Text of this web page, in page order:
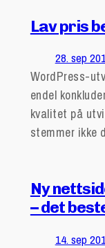
Lav pris
28. sep
WordPress-
endel
kvalitet på
stemmer ikke
Ny
– det
14. sep